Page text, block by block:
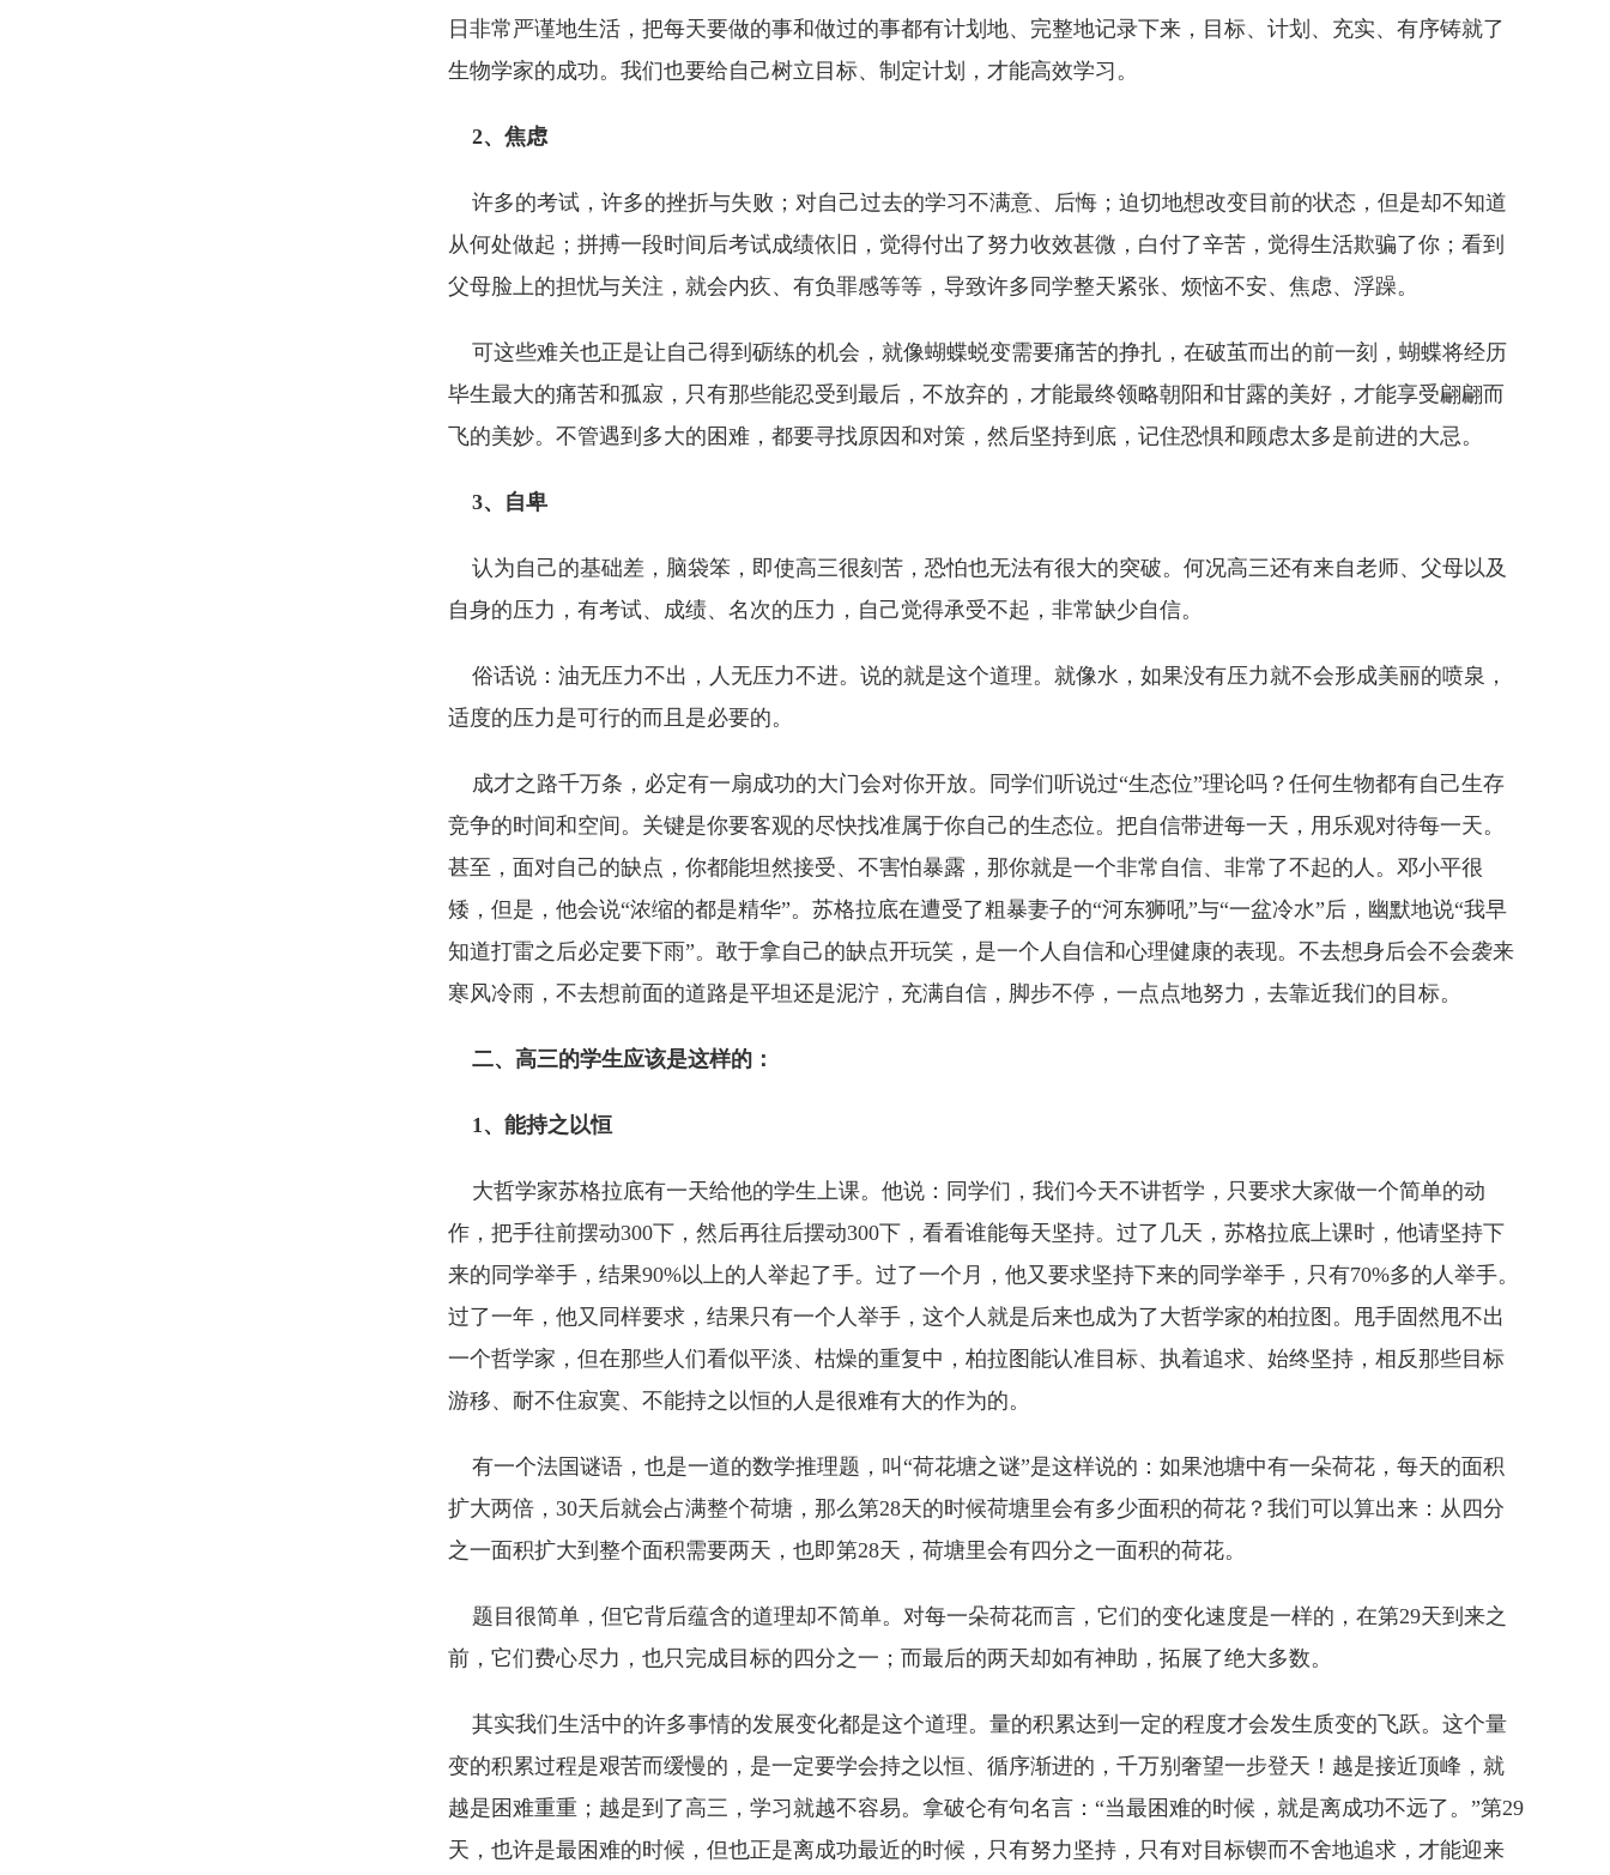
日非常严谨地生活，把每天要做的事和做过的事都有计划地、完整地记录下来，目标、计划、充实、有序铸就了
生物学家的成功。我们也要给自己树立目标、制定计划，才能高效学习。
2、焦虑
许多的考试，许多的挫折与失败；对自己过去的学习不满意、后悔；迫切地想改变目前的状态，但是却不知道
从何处做起；拼搏一段时间后考试成绩依旧，觉得付出了努力收效甚微，白付了辛苦，觉得生活欺骗了你；看到
父母脸上的担忧与关注，就会内疚、有负罪感等等，导致许多同学整天紧张、烦恼不安、焦虑、浮躁。
可这些难关也正是让自己得到砺练的机会，就像蝴蝶蜕变需要痛苦的挣扎，在破茧而出的前一刻，蝴蝶将经历
毕生最大的痛苦和孤寂，只有那些能忍受到最后，不放弃的，才能最终领略朝阳和甘露的美好，才能享受翩翩而
飞的美妙。不管遇到多大的困难，都要寻找原因和对策，然后坚持到底，记住恐惧和顾虑太多是前进的大忌。
3、自卑
认为自己的基础差，脑袋笨，即使高三很刻苦，恐怕也无法有很大的突破。何况高三还有来自老师、父母以及
自身的压力，有考试、成绩、名次的压力，自己觉得承受不起，非常缺少自信。
俗话说：油无压力不出，人无压力不进。说的就是这个道理。就像水，如果没有压力就不会形成美丽的喷泉，
适度的压力是可行的而且是必要的。
成才之路千万条，必定有一扇成功的大门会对你开放。同学们听说过“生态位”理论吗？任何生物都有自己生存
竞争的时间和空间。关键是你要客观的尽快找准属于你自己的生态位。把自信带进每一天，用乐观对待每一天。
甚至，面对自己的缺点，你都能坦然接受、不害怕暴露，那你就是一个非常自信、非常了不起的人。邓小平很
矮，但是，他会说“浓缩的都是精华”。苏格拉底在遭受了粗暴妻子的“河东狮吼”与“一盆冷水”后，幽默地说“我早
知道打雷之后必定要下雨”。敢于拿自己的缺点开玩笑，是一个人自信和心理健康的表现。不去想身后会不会袭来
寒风冷雨，不去想前面的道路是平坦还是泥泞，充满自信，脚步不停，一点点地努力，去靠近我们的目标。
二、高三的学生应该是这样的：
1、能持之以恒
大哲学家苏格拉底有一天给他的学生上课。他说：同学们，我们今天不讲哲学，只要求大家做一个简单的动
作，把手往前摆动300下，然后再往后摆动300下，看看谁能每天坚持。过了几天，苏格拉底上课时，他请坚持下
来的同学举手，结果90%以上的人举起了手。过了一个月，他又要求坚持下来的同学举手，只有70%多的人举手。
过了一年，他又同样要求，结果只有一个人举手，这个人就是后来也成为了大哲学家的柏拉图。甩手固然甩不出
一个哲学家，但在那些人们看似平淡、枯燥的重复中，柏拉图能认准目标、执着追求、始终坚持，相反那些目标
游移、耐不住寂寞、不能持之以恒的人是很难有大的作为的。
有一个法国谜语，也是一道的数学推理题，叫“荷花塘之谜”是这样说的：如果池塘中有一朵荷花，每天的面积
扩大两倍，30天后就会占满整个荷塘，那么第28天的时候荷塘里会有多少面积的荷花？我们可以算出来：从四分
之一面积扩大到整个面积需要两天，也即第28天，荷塘里会有四分之一面积的荷花。
题目很简单，但它背后蕴含的道理却不简单。对每一朵荷花而言，它们的变化速度是一样的，在第29天到来之
前，它们费心尽力，也只完成目标的四分之一；而最后的两天却如有神助，拓展了绝大多数。
其实我们生活中的许多事情的发展变化都是这个道理。量的积累达到一定的程度才会发生质变的飞跃。这个量
变的积累过程是艰苦而缓慢的，是一定要学会持之以恒、循序渐进的，千万别奢望一步登天！越是接近顶峰，就
越是困难重重；越是到了高三，学习就越不容易。拿破仑有句名言：“当最困难的时候，就是离成功不远了。”第29
天，也许是最困难的时候，但也正是离成功最近的时候，只有努力坚持，只有对目标锲而不舍地追求，才能迎来